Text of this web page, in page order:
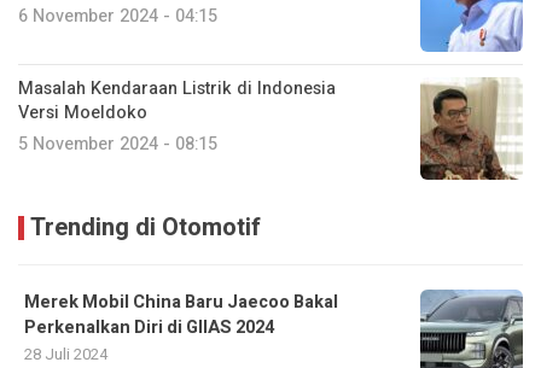
6 November 2024 - 04:15
Masalah Kendaraan Listrik di Indonesia
Versi Moeldoko
5 November 2024 - 08:15
Trending di Otomotif
Merek Mobil China Baru Jaecoo Bakal
Perkenalkan Diri di GIIAS 2024
28 Juli 2024